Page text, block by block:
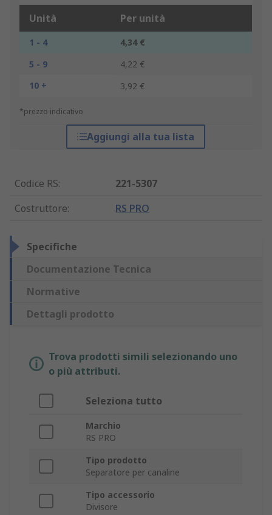
Unità Per unità
1 - 4
4,34 €
5 - 9
4,22 €
10 +
3,92 €
*prezzo indicativo
Aggiungi alla tua lista
Codice RS:
221-5307
Costruttore: RS PRO
Specifiche
Documentazione Tecnica
Normative
Dettagli prodotto
Trova prodotti simili selezionando uno
o più attributi.
Seleziona tutto
Marchio
RS PRO
Tipo prodotto
Separatore per canaline
Tipo accessorio
Divisore